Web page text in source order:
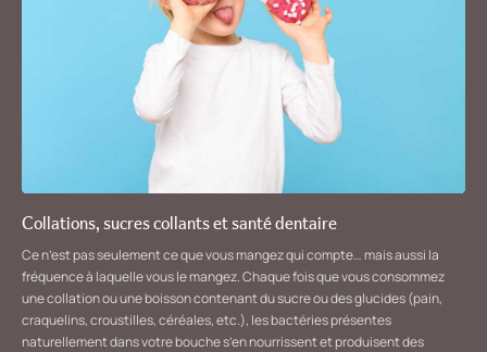
Collations, sucres collants et santé dentaire
Ce n’est pas seulement ce que vous mangez qui compte… mais aussi la
fréquence à laquelle vous le mangez. Chaque fois que vous consommez
une collation ou une boisson contenant du sucre ou des glucides (pain,
craquelins, croustilles, céréales, etc.), les bactéries présentes
naturellement dans votre bouche s’en nourrissent et produisent des